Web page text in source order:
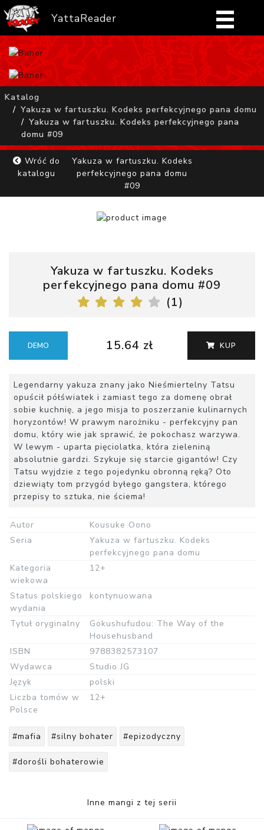
YattaReader
Home
FAQ
Mangi
Zaloguj się
Katalog
Yakuza w fartuszku. Kodeks perfekcyjnego pana domu
Yakuza w fartuszku. Kodeks perfekcyjnego pana
domu #09
Wróć do
katalogu
Yakuza w fartuszku. Kodeks
perfekcyjnego pana domu
#09
Yakuza w fartuszku. Kodeks
perfekcyjnego pana domu #09
(1)
DEMO 15.64 zł KUP
Legendarny yakuza znany jako Nieśmiertelny Tatsu
opuścił półświatek i zamiast tego za domenę obrał
sobie kuchnię, a jego misja to poszerzanie kulinarnych
horyzontów! W prawym narożniku - perfekcyjny pan
domu, który wie jak sprawić, że pokochasz warzywa.
W lewym - uparta pięciolatka, która zieleniną
absolutnie gardzi. Szykuje się starcie gigantów! Czy
Tatsu wyjdzie z tego pojedynku obronną ręką? Oto
dziewiąty tom przygód byłego gangstera, którego
przepisy to sztuka, nie ściema!
Autor
Kousuke Oono
Seria
Yakuza w fartuszku. Kodeks
perfekcyjnego pana domu
Kategoria
wiekowa
12+
Status polskiego
wydania
kontynuowana
Tytuł oryginalny
Gokushufudou: The Way of the
Househusband
ISBN
9788382573107
Wydawca
Studio JG
Język
polski
Liczba tomów w
Polsce
12+
#mafia #silny bohater #epizodyczny
#dorośli bohaterowie
Inne mangi z tej serii